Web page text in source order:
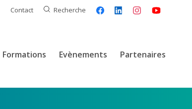
Contact Recherche
Formations Evènements Partenaires